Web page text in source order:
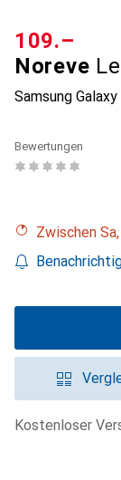
Noreve
Samsung
CHF
109.–
Bewertungen
Zwischen
kostenloser